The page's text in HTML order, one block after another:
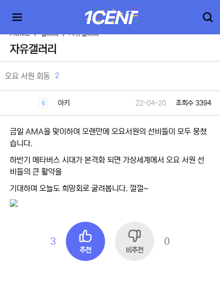
HOME > 갤러리 > 자유갤러리
자유갤러리
오요 서원 회동 2
6 아키 22-04-20 조회수 3394
금일 AMA을 맞이하여 오랜만에 오요서원의 선비들이 모두 뭉쳤
습니다.
하반기 메타버스 시대가 본격화 되면 가상세계에서 오요 서원 선
비들의 큰 활약을
기대하며 오늘도 희망회로 굴려봅니다. 껄껄~
3
추천 비추천
0